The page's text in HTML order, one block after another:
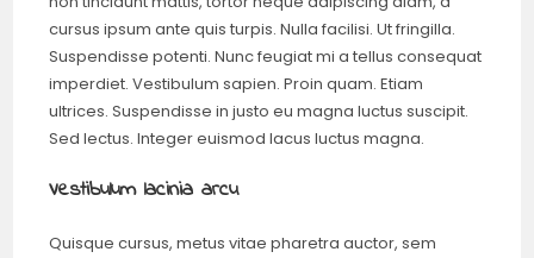
cursus ipsum ante quis turpis. Nulla facilisi. Ut fringilla.
Suspendisse potenti. Nunc feugiat mi a tellus consequat
imperdiet. Vestibulum sapien. Proin quam. Etiam
ultrices. Suspendisse in justo eu magna luctus suscipit.
Sed lectus. Integer euismod lacus luctus magna.
Vestibulum lacinia arcu
Quisque cursus, metus vitae pharetra auctor, sem